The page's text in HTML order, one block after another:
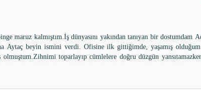
ekibinden gamze hanima çok teşekkür ederim aldigi paranin
bir tabum vardi yikmama vesile oldu tavsiye ederim..